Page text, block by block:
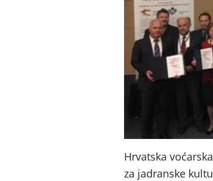
Hrvatska
za jadranske